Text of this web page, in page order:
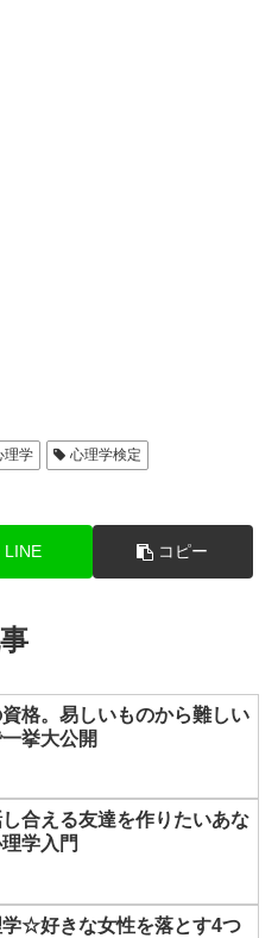
理学
心理学検定
LINE コピー
格。易しいものから難しい
挙大公開
合える友達を作りたいあな
学入門
☆好きな女性を落とす4つ